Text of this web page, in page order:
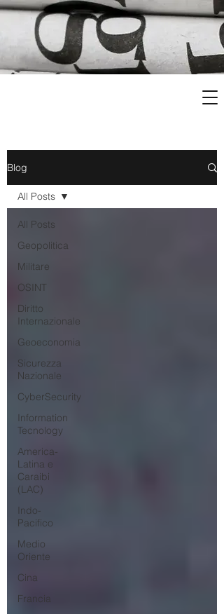
Blog
All Posts
Geopolitica
Militare
OSINT
Diritto
Internazionale
Geoeconomia
Sicurezza
Nazionale
CyberSecurity
Information
Tecnology
America-
Latina e
Caraibi
(LAC)
Indo-
Pacifico
Medio
Oriente
Cina
Francia
All Posts